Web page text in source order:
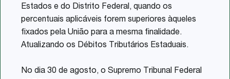
Estados e do Distrito Federal, quando os
percentuais aplicáveis forem superiores àqueles
fixados pela União para a mesma finalidade.
Atualizando os Débitos Tributários Estaduais.
No dia 30 de agosto, o Supremo Tribunal Federal